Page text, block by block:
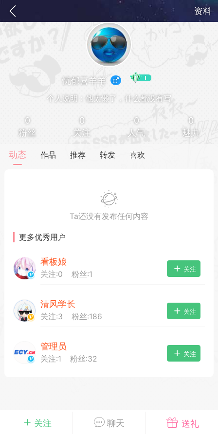
资料
短位靓号彰显与众不同
萌新报道
手绘画师 游戏中心
员
04-03 16:49
电脑端 公开内容
起开发属于大家的“二次元宇宙”
~为爱发电~持续更新~
关注 聊天 送礼
忧郁喜羊羊
个人说明：他太懒了，什么都没有写
0
粉丝
0
关注
0
人气
0
魅力
动态 作品 推荐 转发 喜欢
Ta还没有发布任何内容
更多优秀用户
看板娘
关注:0 粉丝:1
关注
清风学长
关注:3 粉丝:186
关注
管理员
关注:1 粉丝:32
关注